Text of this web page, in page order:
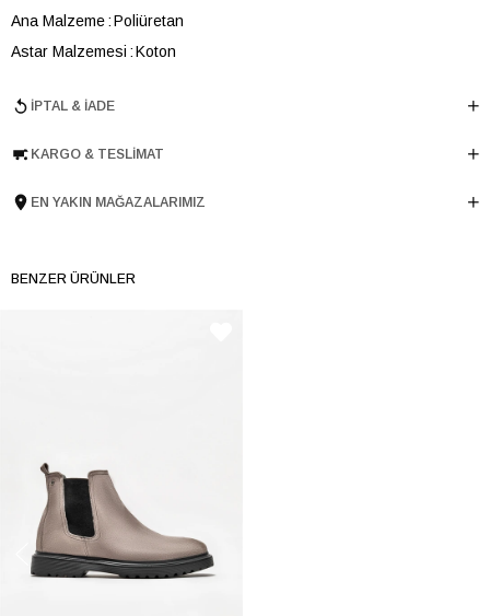
Ana Malzeme Poliüretan
Astar Malzemesi Koton
Boy 17 cm
Menşei TURKIYE
İPTAL & İADE
KARGO & TESLIMAT
EN YAKIN MAĞAZALARIMIZ
BENZER ÜRÜNLER